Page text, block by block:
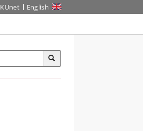
KUnet English